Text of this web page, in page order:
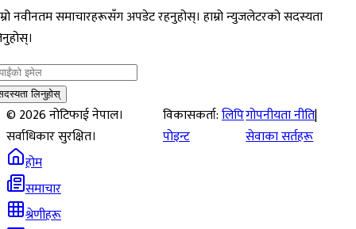
नवीनतम समाचारहरूसँग अपडेट रहनुहोस्। हाम्रो न्युजलेटरको सदस्यता
लिनुहोस्
©2026नोटिफाई नेपाल।
सर्वाधिकार सुरक्षित।
विकासकर्ता:लिपि
पोइन्ट
गोपनीयता नीति|
सेवाका सर्तहरू
होम
समाचार
श्रेणीहरू